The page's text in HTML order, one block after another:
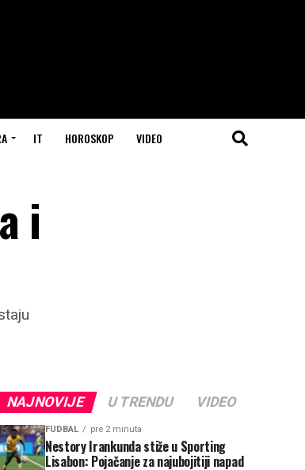
IT HOROSKOP VIDEO
i
NAJNOVIJE U TRENDU VIDEO
FUDBAL pre 2 minuta
Nestory Irankunda stiže u Sporting
Lisabon: Pojačanje za najubojitiji napad